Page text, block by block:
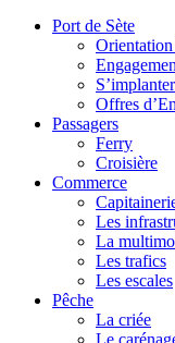
Port de Sète
Offres
Passagers
Ferry
Croisière
Commerce
Les
La
Les trafics
Les escales
Pêche
La criée